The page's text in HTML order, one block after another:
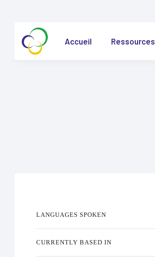
Accueil Ressources
LANGUAGES SPOKEN
CURRENTLY BASED IN